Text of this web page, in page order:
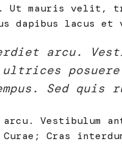
Ut mauris velit,
dapibus lacus et
arcu.
Sed quis
arcu. Vestibulum
Cras